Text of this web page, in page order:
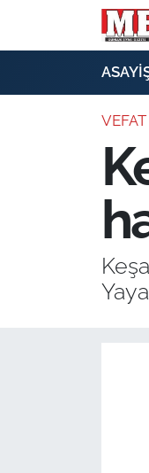
VEFAT
E-GAZETE
SİYASET
EKONOMİ